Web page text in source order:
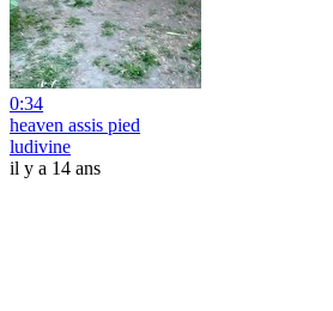
0:34
heaven assis pied
ludivine
il y a 14 ans